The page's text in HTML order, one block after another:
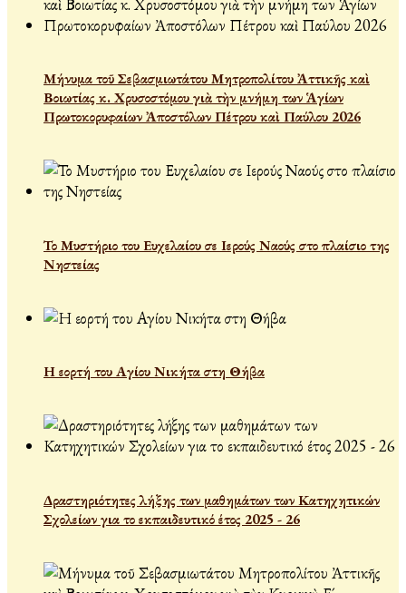
Μήνυμα τοῦ Σεβασμιωτάτου Μητροπολίτου Ἀττικῆς καὶ
Βοιωτίας κ. Χρυσοστόμου γιὰ τὴν μνήμη των Ἁγίων
Πρωτοκορυφαίων Ἀποστόλων Πέτρου καὶ Παύλου 2026
Το Μυστήριο του Ευχελαίου σε Ιερούς Ναούς στο πλαίσιο της
Νηστείας
Η εορτή του Αγίου Νικήτα στη Θήβα
Δραστηριότητες λήξης των μαθημάτων των Κατηχητικών
Σχολείων για το εκπαιδευτικό έτος 2025 - 26